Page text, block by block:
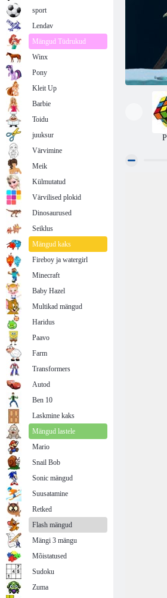
sport
Lendav
Mängud Tüdrukud
Winx
Pony
Kleit Up
Barbie
Toidu
juuksur
Värvimine
Meik
Külmutatud
Värvilised plokid
Dinosaurused
Seiklus
Mängud kaks
Fireboy ja watergirl
Minecraft
Baby Hazel
Multikad mängud
Haridus
Paavo
Farm
Transformers
Autod
Ben 10
Laskmine kaks
Mängud lastele
Mario
Snail Bob
Sonic mängud
Suusatamine
Retked
Flash mängud
Mängi 3 mängu
Mõistatused
Sudoku
Zuma